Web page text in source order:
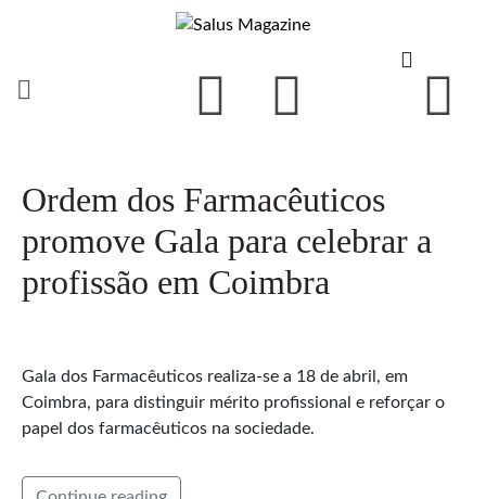
Ordem dos Farmacêuticos
promove Gala para celebrar a
profissão em Coimbra
Gala dos Farmacêuticos realiza-se a 18 de abril, em
Coimbra, para distinguir mérito profissional e reforçar o
papel dos farmacêuticos na sociedade.